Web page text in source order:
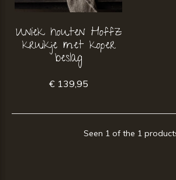
Uniek houten Hoffz
kruikje met koper
beslag
€ 139,95
Seen 1 of the 1